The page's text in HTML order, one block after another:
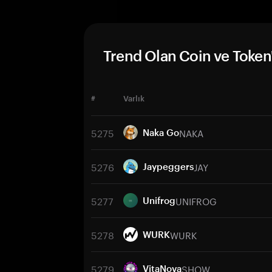
Trend Olan Coin ve
# Varlık
5275 Naka GoNAKA
5276 JaypeggersJAY
5277 UnifrogUNIFROG
5278 WURKWURK
5279 VitaNovaSHOW